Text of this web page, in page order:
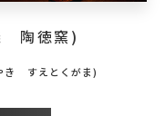
陶徳窯)